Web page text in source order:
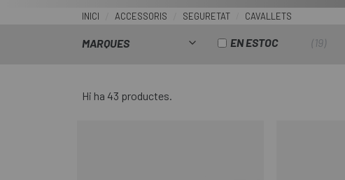
INICI ACCESSORIS SEGURETAT CAVALLETS
MARQUES EN ESTOC 19
Hi ha 43 productes.